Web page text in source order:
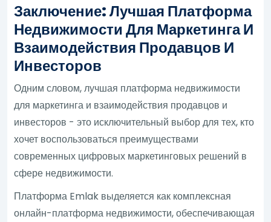
Заключение: Лучшая Платформа
Недвижимости Для Маркетинга И
Взаимодействия Продавцов И
Инвесторов
Одним словом, лучшая платформа недвижимости
для маркетинга и взаимодействия продавцов и
инвесторов - это исключительный выбор для тех, кто
хочет воспользоваться преимуществами
современных цифровых маркетинговых решений в
сфере недвижимости.
Платформа Emlak выделяется как комплексная
онлайн-платформа недвижимости, обеспечивающая